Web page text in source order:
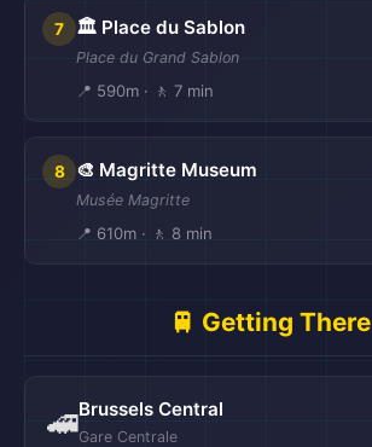
7 🏛️ Place du Sablon
Place du Grand Sablon
📍 590m · 🚶 7 min
8 🎨 Magritte Museum
Musée Magritte
📍 610m · 🚶 8 min
🚆 Getting There
🚄Brussels Central
Gare Centrale